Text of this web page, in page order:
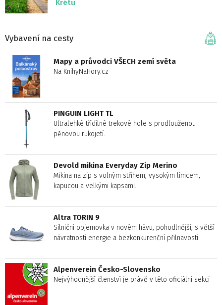
Krétu
Vybavení na cesty
Mapy a průvodci VŠECH zemí světa
Na KnihyNaHory.cz
PINGUIN LIGHT TL
Ultralehké třídílné trekové hole s prodlouženou
pěnovou rukojetí.
Devold mikina Everyday Zip Merino
Mikina na zip s volným střihem, vysokým límcem,
kapucou a velkými kapsami.
Altra TORIN 9
Silniční objemovka v novém hávu, pohodlnější, s větší
návratností energie a bezkonkurenční přilnavostí.
Alpenverein Česko-Slovensko
Nejvýhodnější členství je právě v této oficiální sekci